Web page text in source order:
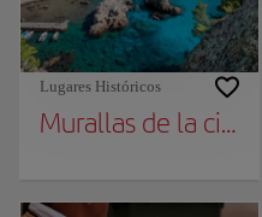
Lugares Históricos
Murallas de la ciudad